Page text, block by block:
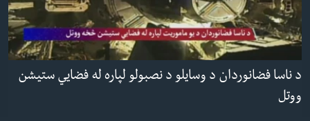
د ناسا فضانوردان د وسایلو د نصبولو لپاره له فضایي ستیشن
ووتل